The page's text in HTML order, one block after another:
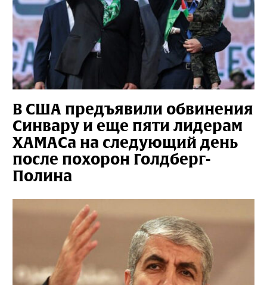
В США предъявили обвинения
Синвару и еще пяти лидерам
ХАМАСа на следующий день
после похорон Голдберг-
Полина